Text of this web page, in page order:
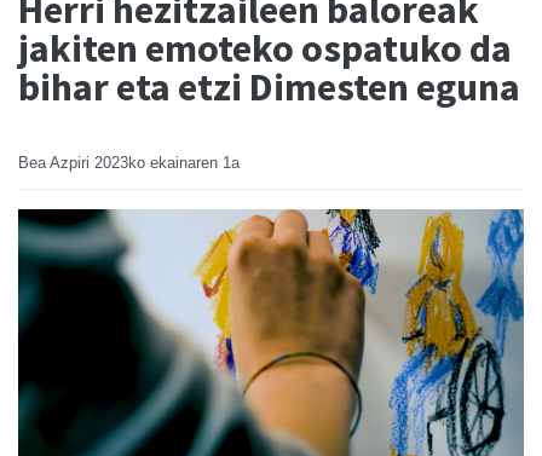
Herri hezitzaileen baloreak
jakiten emoteko ospatuko da
bihar eta etzi Dimesten eguna
Bea Azpiri 2023ko ekainaren 1a